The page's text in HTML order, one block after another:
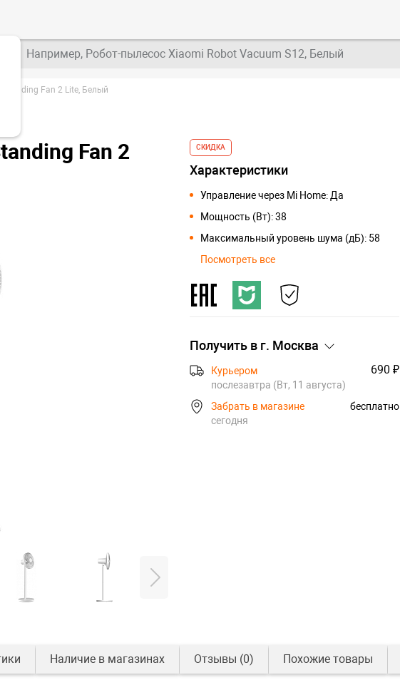
Например, Робот-пылесос Xiaomi Robot Vacuum S12, Белый
Fan 2 Lite, Белый
Fan 2
СКИДКА
Характеристики
Управление через Mi Home: Да
Мощность (Вт): 38
Максимальный уровень шума (дБ): 58
Посмотреть все
Получить в г. Москва
Курьером
послезавтра (Вт, 11 августа)
690 ₽
Забрать в магазине
сегодня
бесплатно
Наличие в магазинах Отзывы (0) Похожие товары